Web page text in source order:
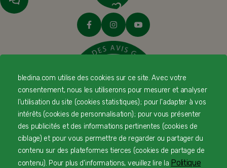
© Copyright Blédina 2025. Tous droits réservés
bledina.com utilise des cookies sur ce site. Avec votre
consentement, nous les utiliserons pour mesurer et analyser
l'utilisation du site (cookies statistiques) ; pour l'adapter à vos
intérêts (cookies de personnalisation) ; pour vous présenter
des publicités et des informations pertinentes (cookies de
ciblage) et pour vous permettre de regarder ou partager du
contenu sur des plateformes tierces (cookies de partage de
contenu). Pour plus d'informations, veuillez lire la Politique